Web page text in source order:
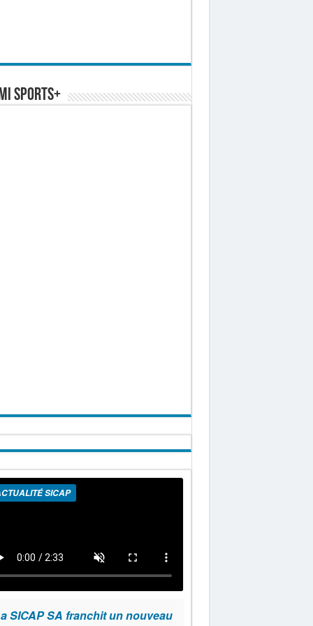
SPORTS+
SICAP
SICAP SA franchit un nouveau